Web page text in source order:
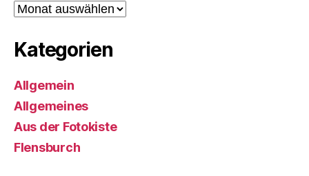
Archiv
Kategorien
Allgemein
Allgemeines
Aus der Fotokiste
Flensburch